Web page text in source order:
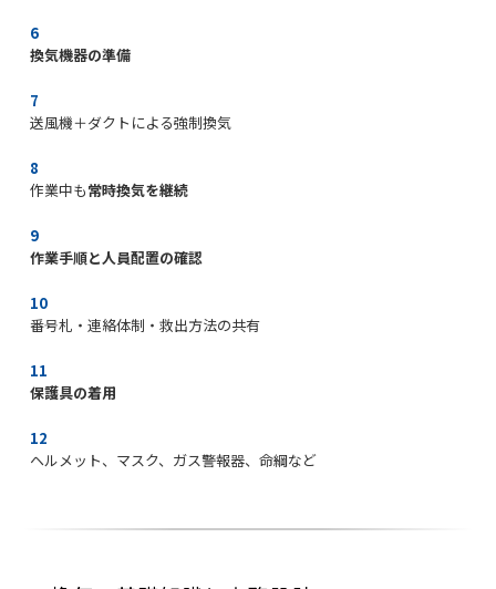
換気機器の準備
送風機＋ダクトによる強制換気
作業中も常時換気を継続
作業手順と人員配置の確認
番号札・連絡体制・救出方法の共有
保護具の着用
ヘルメット、マスク、ガス警報器、命綱など